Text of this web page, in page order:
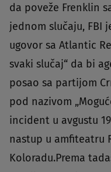
da poveže Frenklin
jednom slučaju, FBI
ugovor sa Atlantic
svaki slučaj“ da bi
posao sa partijom
pod nazivom
incident u avgustu
nastup u amfiteatru
Koloradu.Prema